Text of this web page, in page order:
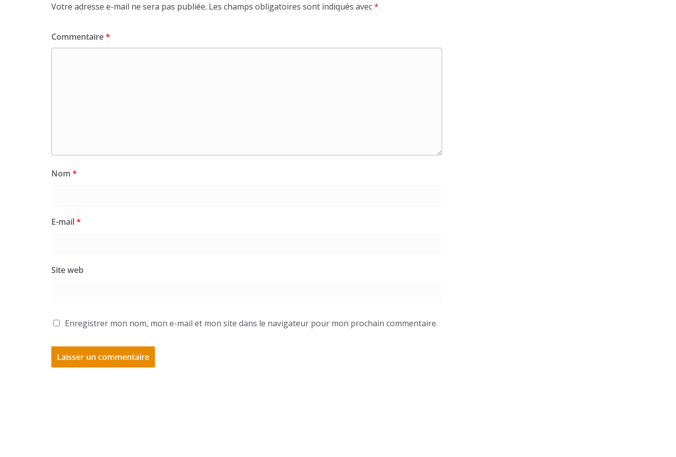
Votre adresse e-mail ne sera pas publiée. Les champs obligatoires sont indiqués avec*
Commentaire*
Nom *
E-mail*
Site web
Enregistrer mon nom, mon e-mail et mon site dans le navigateur pour mon prochain commentaire.